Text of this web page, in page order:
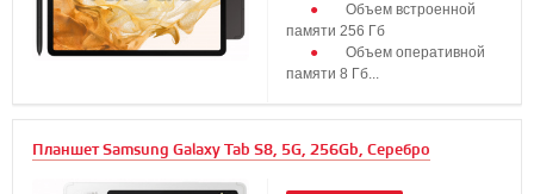
Объем встроенной
памяти 256 Гб
Объем оперативной
памяти 8 Гб...
Планшет Samsung Galaxy Tab S8, 5G, 256Gb, Серебро